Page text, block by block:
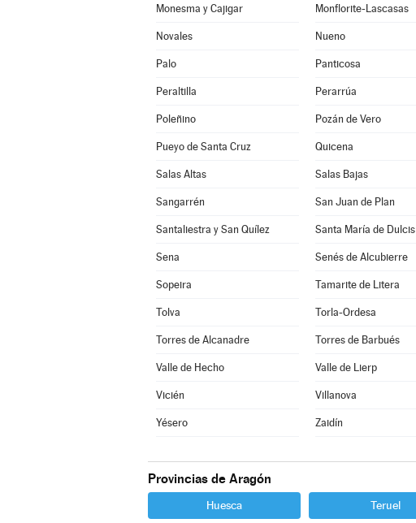
Monesma y Cajigar Monflorite-Lascasas
Novales Nueno
Palo Panticosa
Peraltilla Perarrúa
Poleñino Pozán de Vero
Pueyo de Santa Cruz Quicena
Salas Altas Salas Bajas
Sangarrén San Juan de Plan
Santaliestra y San Quílez Santa María de Dulcis
Sena Senés de Alcubierre
Sopeira Tamarite de Litera
Tolva Torla-Ordesa
Torres de Alcanadre Torres de Barbués
Valle de Hecho Valle de Lierp
Vicién Villanova
Yésero Zaidín
Provincias de Aragón
Huesca Teruel